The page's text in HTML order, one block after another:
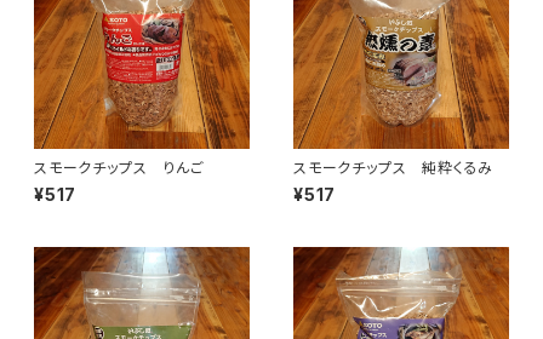
スモークチップス りんご
¥517
スモークチップス 純粋くるみ
¥517